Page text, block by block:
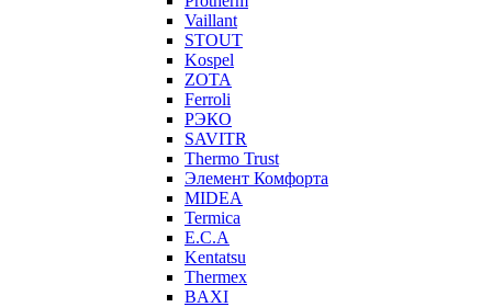
Vaillant
STOUT
Kospel
ZOTA
Ferroli
РЭКО
SAVITR
Thermo Trust
Элемент Комфорта
MIDEA
Termica
E.C.A
Kentatsu
Thermex
BAXI